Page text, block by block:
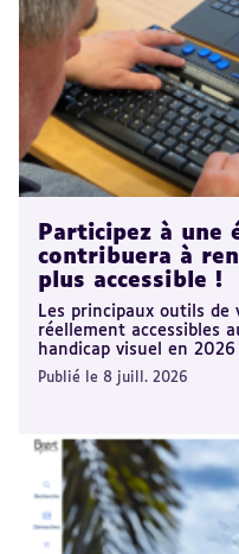
Participez à une
contribuera à
plus accessible !
Les principaux outils de
réellement accessibles
handicap visuel en 2026
Publié le 8 juill. 2026